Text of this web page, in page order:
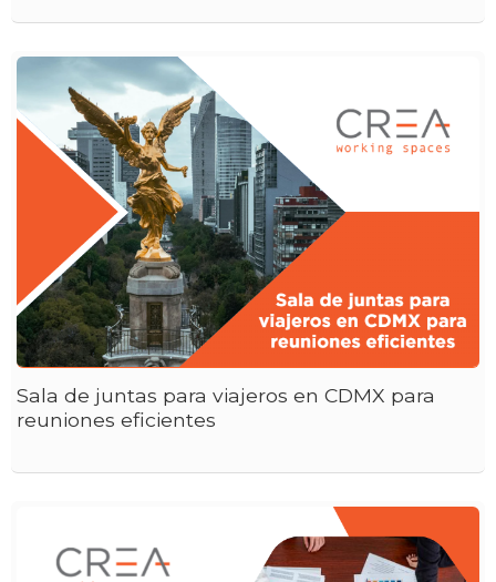
Sala de juntas para viajeros en CDMX para
reuniones eficientes